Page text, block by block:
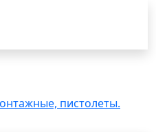
пистолеты.